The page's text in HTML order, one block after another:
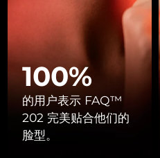
100%
的用户表示 FAQ™
202 完美贴合他们的
脸型。
FAQ™护肤
All FAQ™
FAQ™产品
All anti-aging
FAQ™护肤
All FAQ™
FAQ™产品
All LED
FAQ™产品
All hair
FAQ™
All FAQ™
FAQ™
All toning
PEACH™
Professional
PEACH™ 2
IPL hair removal
BEAR™ 2
Microcurrent
LUNA™ 4
Massaging
痘肌护理
ESPADA™
Recurring
BEAR™ 2
Microcurrent
法属波利尼西亚
德国
直布罗陀
希腊